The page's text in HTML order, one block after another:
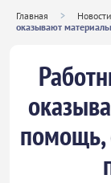
Главная > Новости
оказывают
помощь,